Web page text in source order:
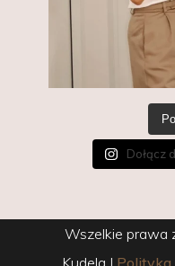
Dołącz
Wszelkie prawa